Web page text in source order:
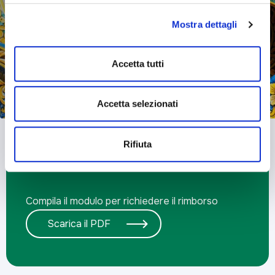
mantenendo le impostazioni di default (solo cookie tecnici
attivi).
Mostra dettagli
Accetta tutti
Accetta selezionati
Rifiuta
Richiesta di rimborso
Compila il modulo per richiedere il rimborso
Scarica il PDF